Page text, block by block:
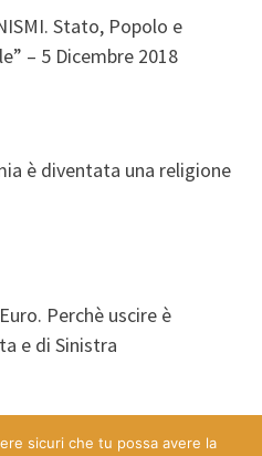
Stato, Popolo e
– 5 Dicembre 2018
è diventata una religione
Perchè uscire è
e di Sinistra
sicuri che tu possa avere la